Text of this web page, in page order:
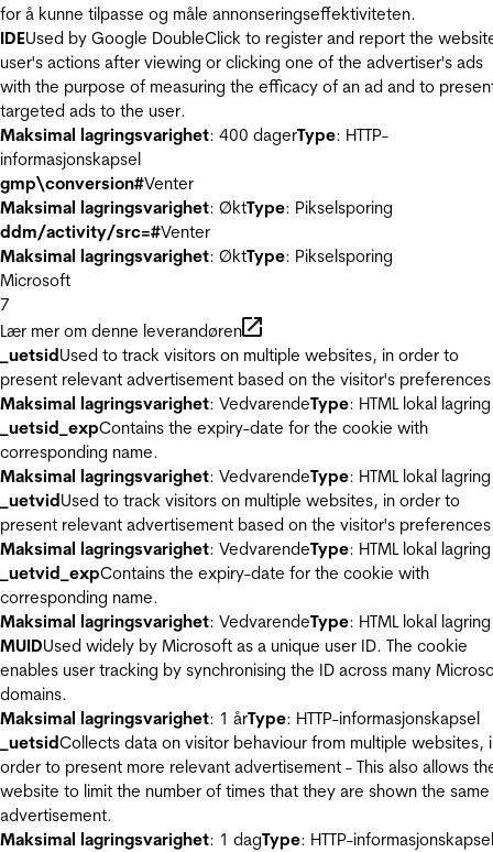
for å kunne tilpasse og måle annonseringseffektiviteten.
IDEUsed by Google DoubleClick to register and report the
user's actions after viewing or clicking one of the advertiser's ads
with the purpose of measuring the efficacy of an ad and to
targeted ads to the user.
Maksimal lagringsvarighet: 400 dagerType: HTTP-
informasjonskapsel
gmp\conversion#Venter
Maksimal lagringsvarighet: ØktType: Pikselsporing
ddm/activity/src=#Venter
Maksimal lagringsvarighet: ØktType: Pikselsporing
Microsoft
7
Lær mer om denne leverandøren
_uetsidUsed to track visitors on multiple websites, in order to
present relevant advertisement based on the visitor's
Maksimal lagringsvarighet: VedvarendeType: HTML lokal lagring
_uetsid_expContains the expiry-date for the cookie with
corresponding name.
Maksimal lagringsvarighet: VedvarendeType: HTML lokal lagring
_uetvidUsed to track visitors on multiple websites, in order to
present relevant advertisement based on the visitor's
Maksimal lagringsvarighet: VedvarendeType: HTML lokal lagring
_uetvid_expContains the expiry-date for the cookie with
corresponding name.
Maksimal lagringsvarighet: VedvarendeType: HTML lokal lagring
MUIDUsed widely by Microsoft as a unique user ID. The cookie
enables user tracking by synchronising the ID across many
domains.
Maksimal lagringsvarighet: 1 årType: HTTP-informasjonskapsel
_uetsidCollects data on visitor behaviour from multiple websites,
order to present more relevant advertisement - This also allows
website to limit the number of times that they are shown the same
advertisement.
Maksimal lagringsvarighet: 1 dagType: HTTP-informasjonskapsel